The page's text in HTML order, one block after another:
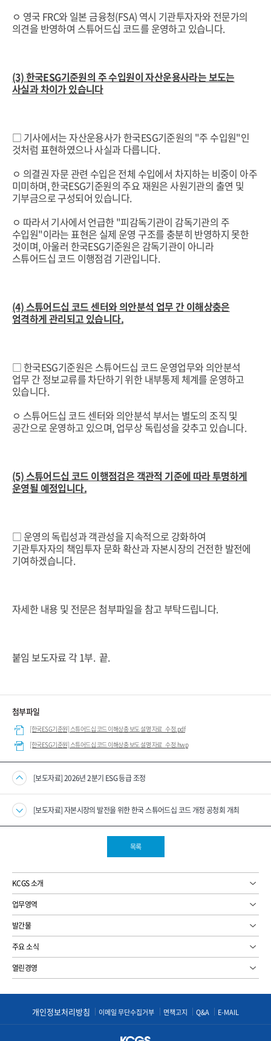
ㅇ 영국 FRC와 일본 금융청(FSA) 역시 기관투자자와 전문가의
의견을 반영하여 스튜어드십 코드를 운영하고 있습니다.
(3) 한국ESG기준원의 주 수입원이 자산운용사라는 보도는
사실과 차이가 있습니다
□ 기사에서는 자산운용사가 한국ESG기준원의 "주 수입원"인
것처럼 표현하였으나 사실과 다릅니다.
ㅇ 의결권 자문 관련 수입은 전체 수입에서 차지하는 비중이 아주
미미하며, 한국ESG기준원의 주요 재원은 사원기관의 출연 및
기부금으로 구성되어 있습니다.
ㅇ 따라서 기사에서 언급한 "피감독기관이 감독기관의 주
수입원"이라는 표현은 실제 운영 구조를 충분히 반영하지 못한
것이며, 아울러 한국ESG기준원은 감독기관이 아니라
스튜어드십 코드 이행점검 기관입니다.
(4) 스튜어드십 코드 센터와 의안분석 업무 간 이해상충은
엄격하게 관리되고 있습니다.
□ 한국ESG기준원은 스튜어드십 코드 운영업무와 의안분석
업무 간 정보교류를 차단하기 위한 내부통제 체계를 운영하고
있습니다.
ㅇ 스튜어드십 코드 센터와 의안분석 부서는 별도의 조직 및
공간으로 운영하고 있으며, 업무상 독립성을 갖추고 있습니다.
(5) 스튜어드십 코드 이행점검은 객관적 기준에 따라 투명하게
운영될 예정입니다.
□ 운영의 독립성과 객관성을 지속적으로 강화하여
기관투자자의 책임투자 문화 확산과 자본시장의 건전한 발전에
기여하겠습니다.
자세한 내용 및 전문은 첨부파일을 참고 부탁드립니다.
붙임 보도자료 각 1부. 끝.
첨부파일
[한국ESG기준원] 스튜어드십 코드 이해상충 보도 설명 자료_수정.pdf
[한국ESG기준원] 스튜어드십 코드 이해상충 보도 설명 자료_수정.hwp
[보도자료] 2026년 2분기 ESG 등급 조정
[보도자료] 자본시장의 발전을 위한 한국 스튜어드십 코드 개정 공청회 개최
목록
KCGS 소개
업무영역
발간물
주요 소식
열린경영
개인정보처리방침 이메일 무단수집거부 면책고지 Q&A E-MAIL